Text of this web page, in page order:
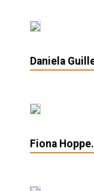
Daniela
Fiona Hoppe.